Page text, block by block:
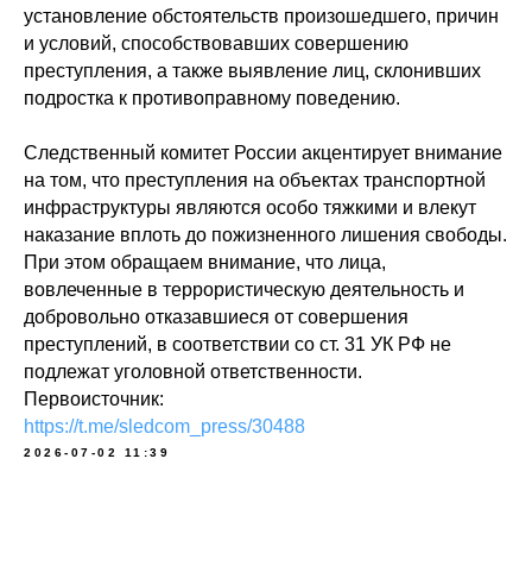
установление обстоятельств произошедшего, причин
и условий, способствовавших совершению
преступления, а также выявление лиц, склонивших
подростка к противоправному поведению.
Следственный комитет России акцентирует внимание
на том, что преступления на объектах транспортной
инфраструктуры являются особо тяжкими и влекут
наказание вплоть до пожизненного лишения свободы.
При этом обращаем внимание, что лица,
вовлеченные в террористическую деятельность и
добровольно отказавшиеся от совершения
преступлений, в соответствии со ст. 31 УК РФ не
подлежат уголовной ответственности.
Первоисточник:
https://t.me/sledcom_press/30488
2026-07-02 11:39